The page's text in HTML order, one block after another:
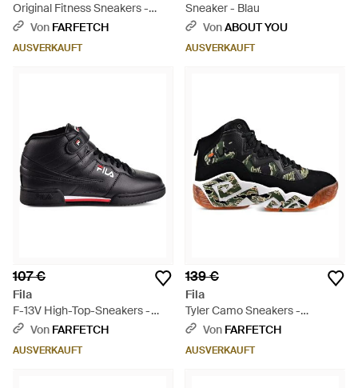
Original Fitness Sneakers -
WeißVon FARFETCH
AUSVERKAUFT
Sneaker - Blau
VonABOUT YOU
AUSVERKAUFT
107 €
Fila
F-13V High-Top-Sneakers -
Schwarz
Von FARFETCH
AUSVERKAUFT
139 €
Fila
Tyler Camo Sneakers -
Schwarz
Von FARFETCH
AUSVERKAUFT